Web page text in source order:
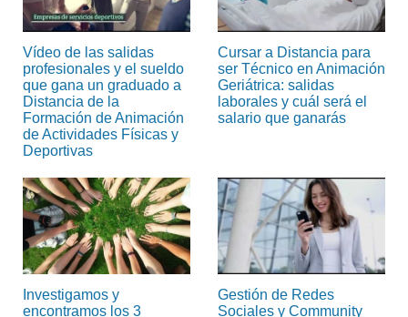
Vídeo de las salidas
profesionales y el sueldo
que gana un graduado a
Distancia de la
Formación de Animación
de Actividades Físicas y
Deportivas
Cursar a Distancia para
ser Técnico en Animación
Geriátrica: salidas
laborales y cuál será el
salario que ganarás
Investigamos y
encontramos los 3
Gestión de Redes
Sociales y Community